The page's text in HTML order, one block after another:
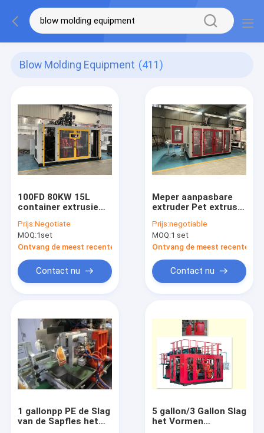
Blow Molding Equipment (411)
100FD 80KW 15L
container extrusie
Prijs:Negotiate
MOQ:1set
Ontvang de meest recente Prijs
Contact nu
Meper aanpasbare
extruder Pet extrusie
Mp80fd 10l
Prijs:negotiable
MOQ:1 set
Ontvang de meest recente
Contact nu
1 gallonpp PE de Slag
van de Sapfles het
5 gallon/3 Gallon Slag
het Vormen